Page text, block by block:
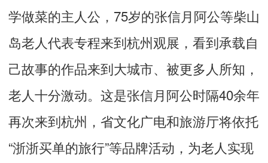
学做菜的主人公，75岁的张信月阿公等柴山
岛老人代表专程来到杭州观展，看到承载自
己故事的作品来到大城市、被更多人所知，
老人十分激动。这是张信月阿公时隔40余年
再次来到杭州，省文化广电和旅游厅将依托
“浙浙买单的旅行”等品牌活动，为老人实现